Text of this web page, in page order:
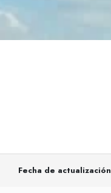
Fecha de actualización